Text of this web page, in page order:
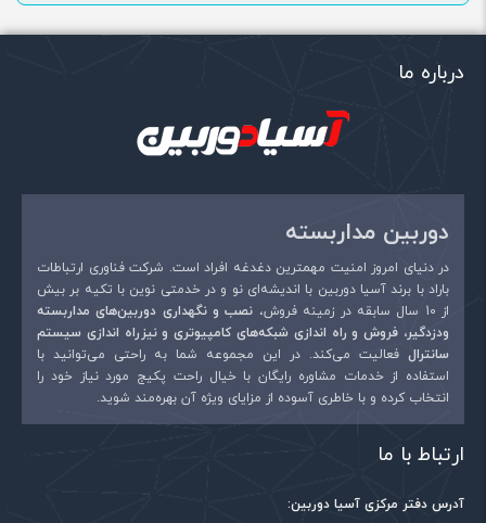
درباره ما
دوربین مداربسته
در دنیای امروز امنیت مهمترین دغدغه افراد است. شرکت فناوری ارتباطات
باراد با برند آسیا دوربین با اندیشه‌ای نو و در خدمتی نوین با تکیه بر بیش
از 10 سال سابقه در زمینه فروش،
نصب و نگهداری دوربین‌های مداربسته
ودزدگیر، فروش و راه اندازی شبکه‌های کامپیوتری و نیزراه اندازی سیستم
سانترال فعالیت می‌کند. در این مجموعه شما به راحتی می‌توانید با
استفاده از خدمات مشاوره رایگان با خیال راحت پکیج مورد نیاز خود را
انتخاب کرده و با خاطری آسوده از مزایای ویژه آن بهره‌مند شوید.
ارتباط با ما
آدرس دفتر مرکزی آسیا دوربین: